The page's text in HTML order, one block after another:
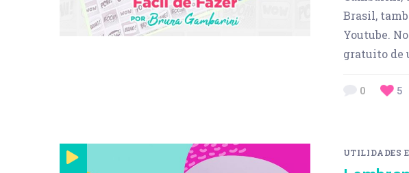
Brasil,
Youtube.
gratuito de
0 5
UTILIDADES